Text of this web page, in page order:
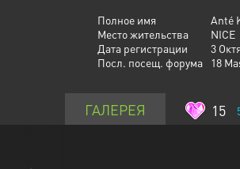
Полное имя
Anté
Место жительства
NICE
Дата регистрации
3
Посл. посещ. форума
18
ГАЛЕРЕЯ 15